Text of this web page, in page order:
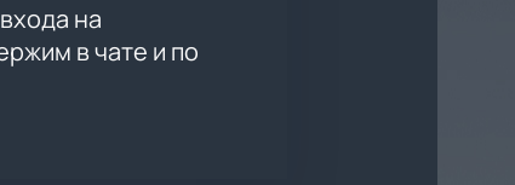
на
в чате и по